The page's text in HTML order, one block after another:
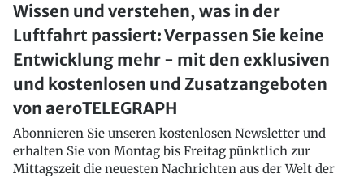
Wissen und verstehen, was in der
Luftfahrt passiert: Verpassen Sie keine
Entwicklung mehr - mit den exklusiven
und kostenlosen und Zusatzangeboten
von aeroTELEGRAPH
Abonnieren Sie unseren kostenlosen Newsletter und
erhalten Sie von Montag bis Freitag pünktlich zur
Mittagszeit die neuesten Nachrichten aus der Welt der